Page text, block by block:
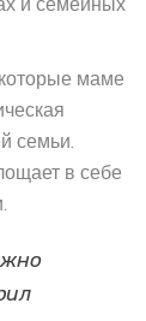
маме
семьи.
в себе